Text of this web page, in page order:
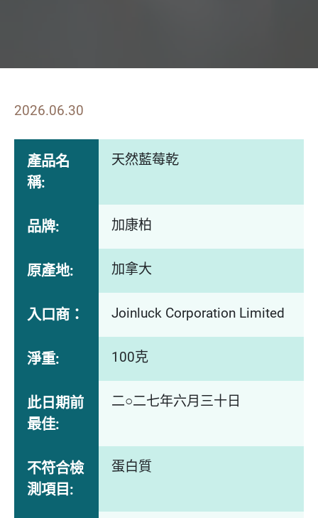
2026.06.30
產品名
稱:
天然藍莓乾
品牌: 加康柏
原產地: 加拿大
入口商： Joinluck Corporation Limited
淨重: 100克
此日期前
最佳:
二○二七年六月三十日
不符合檢
測項目:
蛋白質